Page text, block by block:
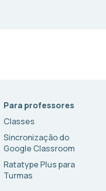
Para professores
Classes
Sincronização do
Google Classroom
Ratatype Plus para
Turmas